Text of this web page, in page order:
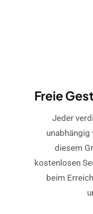
Freie
Jeder
unabhängig
diesem
kostenlosen
beim